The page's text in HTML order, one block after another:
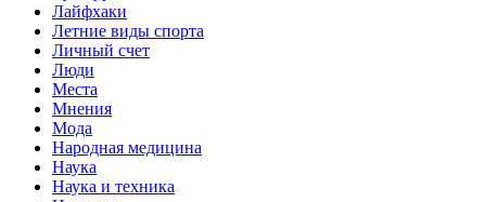
Лайфхаки
Летние виды спорта
Личный счет
Люди
Места
Мнения
Мода
Народная медицина
Наука
Наука и техника